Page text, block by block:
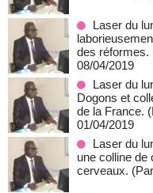
Laser du
des réformes.
08/04/2019
Laser du
Dogons et
de la France.
01/04/2019
Laser du
une colline de
cerveaux.